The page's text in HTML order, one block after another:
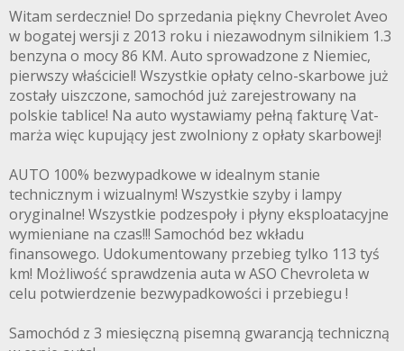
Witam serdecznie! Do sprzedania piękny Chevrolet Aveo
w bogatej wersji z 2013 roku i niezawodnym silnikiem 1.3
benzyna o mocy 86 KM. Auto sprowadzone z Niemiec,
pierwszy właściciel! Wszystkie opłaty celno-skarbowe już
zostały uiszczone, samochód już zarejestrowany na
polskie tablice! Na auto wystawiamy pełną fakturę Vat-
marża więc kupujący jest zwolniony z opłaty skarbowej!
AUTO 100% bezwypadkowe w idealnym stanie
technicznym i wizualnym! Wszystkie szyby i lampy
oryginalne! Wszystkie podzespoły i płyny eksploatacyjne
wymieniane na czas!!! Samochód bez wkładu
finansowego. Udokumentowany przebieg tylko 113 tyś
km! Możliwość sprawdzenia auta w ASO Chevroleta w
celu potwierdzenie bezwypadkowości i przebiegu !
Samochód z 3 miesięczną pisemną gwarancją techniczną